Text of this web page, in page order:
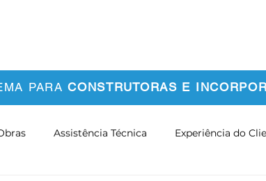
PARACONSTRUTORAS E
Assistência Técnica Experiência do